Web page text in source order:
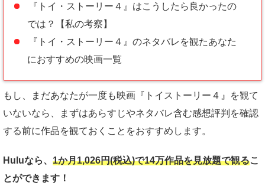
『トイ・ストーリー４』はこうしたら良かったの
では？【私の考察】
『トイ・ストーリー４』のネタバレを観たあなた
におすすめの映画一覧
もし、まだあなたが一度も映画『トイストーリー４』を観て
いないなら、まずはあらすじやネタバレ含む感想評判を確認
する前に作品を観ておくことをおすすめします。
Huluなら、 1か月1,026円(税込)で14万作品を見放題で観るこ
とができます！